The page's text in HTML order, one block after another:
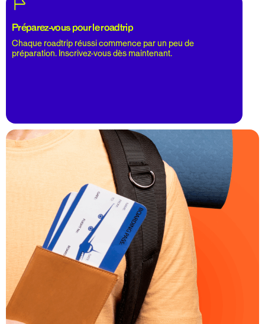
Préparez-vous pour le roadtrip
Chaque roadtrip réussi commence par un peu de
préparation. Inscrivez-vous dès maintenant.